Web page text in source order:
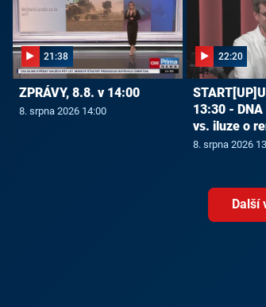
21:38
ZPRÁVY, 8.8. v 14:00
8. srpna 2026 14:00
22:20
13:30 -
vs. iluze o
8. srpna 2026
Další